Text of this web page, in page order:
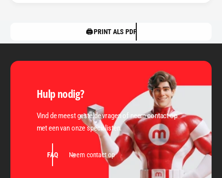
🖨️ PRINT ALS PDF
Hulp nodig?
Vind de meest gestelde vragen of neem contact op
met een van onze specialisten.
FAQ Neem contact op